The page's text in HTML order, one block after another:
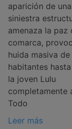
aparición de una
siniestra
amenaza la paz
comarca,
huida masiva de
habitantes
la joven Lulu
completamente
Todo
Leer más